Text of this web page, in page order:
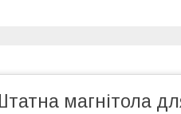
магнітола